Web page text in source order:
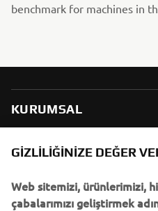
benchmark for machines in
KURUMSAL
B2B
DAHA FAZLA YAMAHA
GIZLILIĞINIZE DEĞER
Web sitemizi, ürünlerimizi,
çabalarımızı geliştirmek